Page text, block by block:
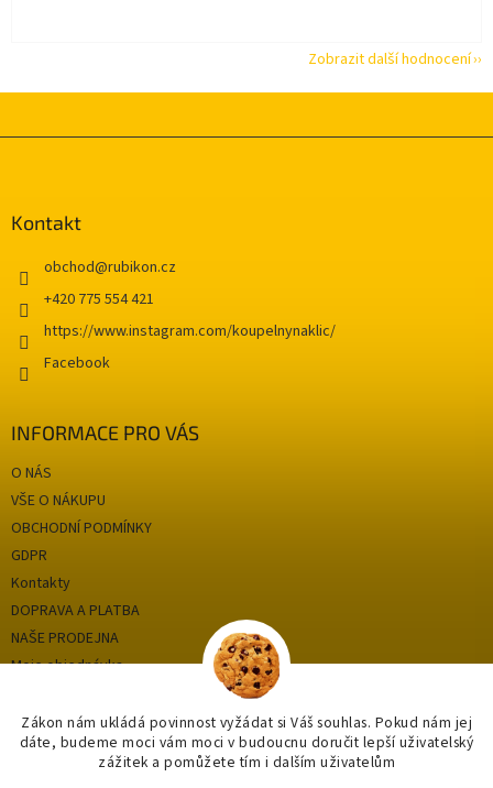
Zákon nám ukládá povinnost vyžádat si Váš souhlas. Pokud nám jej
dáte, budeme moci vám moci v budoucnu doručit lepší uživatelský
zážitek a pomůžete tím i dalším uživatelům
Zobrazit další hodnocení
Kontakt
obchod@rubikon.cz
+420 775 554 421
Facebook
https://www.instagram.com/koupelnynaklic/
INFORMACE PRO VÁS
O NÁS
VŠE O NÁKUPU
OBCHODNÍ PODMÍNKY
GDPR
Kontakty
DOPRAVA A PLATBA
NAŠE PRODEJNA
Moje objednávka
Kategorie